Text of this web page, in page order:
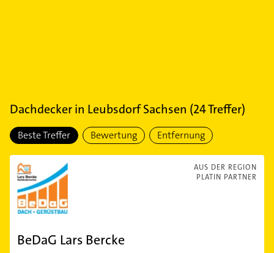
Dachdeckerin Leubsdorf Sachsen (24Treffer)
Beste Treffer Bewertung Entfernung
AUS DER REGION
PLATIN PARTNER
BeDaG Lars Bercke